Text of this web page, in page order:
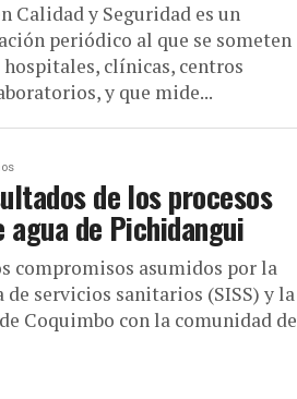
Calidad y Seguridad es un
periódico al que se someten
clínicas, centros
y que mide...
de los procesos
de Pichidangui
compromisos asumidos por la
servicios sanitarios (SISS) y la
Coquimbo con la comunidad de